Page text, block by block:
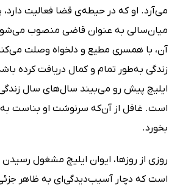
می‌آرد. او که در حیطه‌ی قضا فعالیت
میان‌سالی به عنوان قاضی منصوب
آن، با همسری مطیع و دلخواه وصلت
زندگی به‌طور تمام و کمال دریافت کرده
ایلیچ پیش رو می‌بیند سال‌های سال
است. غافل از آن‌که سرنوشت او بناست به
بخورد.
روزی از روزها، ایوان ایلیچ مشغول
است که دچار آسیب‌دیدگی‌ای به ظاهر